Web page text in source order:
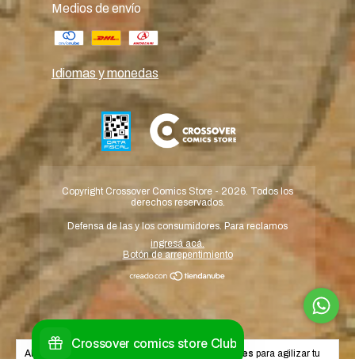
Al navegar por este sitio aceptás el uso de cookies para agilizar tu
Medios de envío
Idiomas y monedas
Copyright Crossover Comics Store - 2026. Todos los
derechos reservados.
Defensa de las y los consumidores. Para reclamos
ingresá acá.
Botón de arrepentimiento